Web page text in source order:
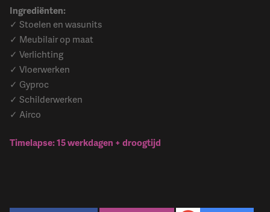
Ingrediënten:
✓ Stoelen en wasunits
✓ Meubilair op maat
✓ Verlichting
✓ Vloerwerken
✓ Gyproc
✓ Schilderwerken
✓ Airco
Timelapse: 15 werkdagen + droogtijd